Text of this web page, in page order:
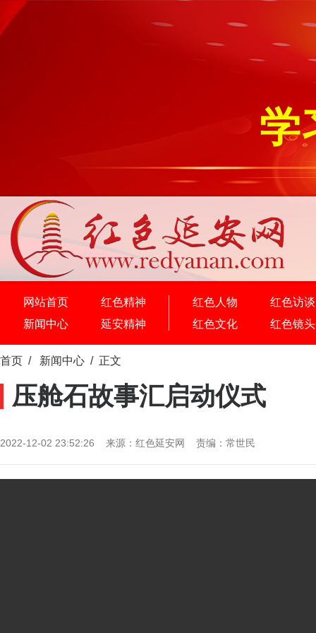
学
网站首页
红色精神
新闻中心
延安精神
红色人物
红色访谈
红色文化
红色镜头
首页 / 新闻中心 / 正文
压舱石故事汇启动仪式
2022-12-02 23:52:26 来源：红色延安网 责编：常世民